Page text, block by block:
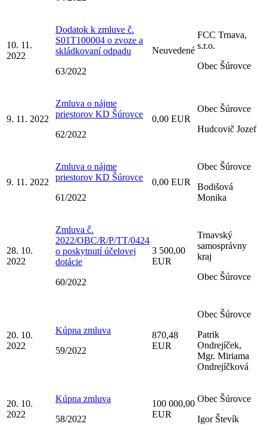
10. 11.
2022
Dodatok k zmluve č.
S01T100004 o zvoze a
skládkovaní odpadu
63/2022
Neuvedené
FCC Trnava,
s.r.o.
Obec Šúrovce
9. 11. 2022
Zmluva o nájme
priestorov KD Šúrovce
62/2022
0,00 EUR
Obec Šúrovce
Hudcovič Jozef
9. 11. 2022
Zmluva o nájme
priestorov KD Šúrovce
61/2022
0,00 EUR
Obec Šúrovce
Bodišová
Monika
28. 10.
2022
Zmluva č.
2022/OBC/R/P/TT/0424
o poskytnutí účelovej
dotácie
60/2022
3 500,00
EUR
Trnavský
samosprávny
kraj
Obec Šúrovce
20. 10.
2022
Kúpna zmluva
59/2022
870,48
EUR
Obec Šúrovce
Patrik
Ondrejíček,
Mgr. Miriama
Ondrejíčková
20. 10.
2022
Kúpna zmluva
58/2022
100 000,00
EUR
Obec Šúrovce
Igor Števík